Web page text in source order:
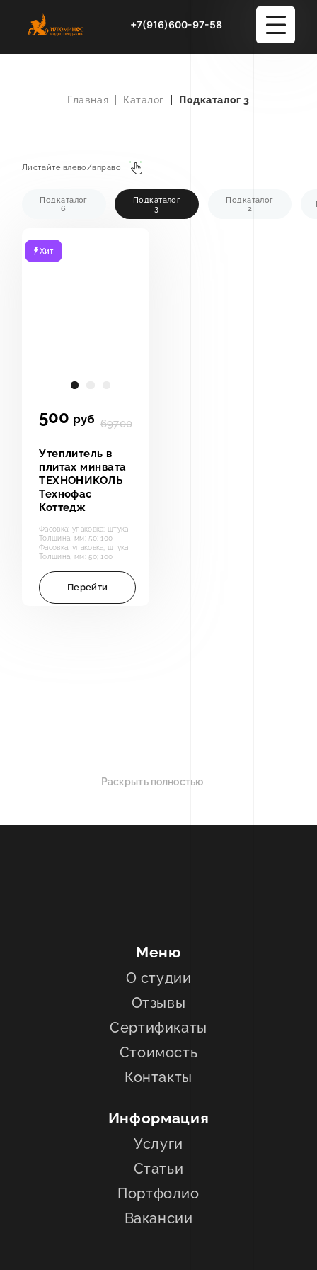
О студии
+7(916)600-97-58
Главная Каталог Подкаталог 3
Листайте влево/вправо
Подкаталог
6
Подкаталог
3
Подкаталог
2
Хит
500 руб 69700
Утеплитель в
плитах минвата
ТЕХНОНИКОЛЬ
Технофас
Коттедж
Фасовка: упаковка; штука
Толщина, мм: 50; 100
Фасовка: упаковка; штука
Толщина, мм: 50; 100
Перейти
Раскрыть полностью
Меню
О студии
Отзывы
Сертификаты
Стоимость
Контакты
Информация
Услуги
Статьи
Портфолио
Вакансии